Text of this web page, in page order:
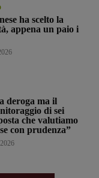
ha scelto la
appena un paio i
deroga ma il
di sei
che valutiamo
con prudenza”